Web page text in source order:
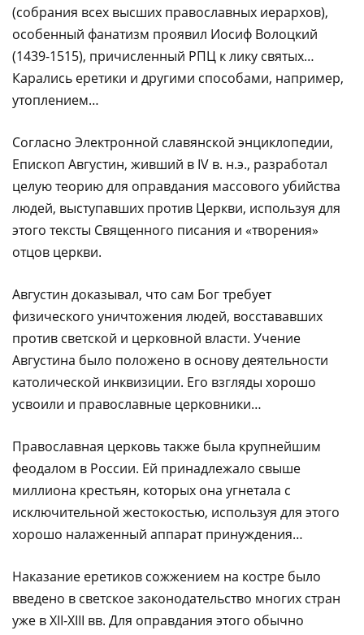
(собрания всех высших православных иерархов),
особенный фанатизм проявил Иосиф Волоцкий
(1439-1515), причисленный РПЦ к лику святых…
Карались еретики и другими способами, например,
утоплением…
Согласно Электронной славянской энциклопедии,
Епископ Августин, живший в IV в. н.э., разработал
целую теорию для оправдания массового убийства
людей, выступавших против Церкви, используя для
этого тексты Священного писания и «творения»
отцов церкви.
Августин доказывал, что сам Бог требует
физического уничтожения людей, восстававших
против светской и церковной власти. Учение
Августина было положено в основу деятельности
католической инквизиции. Его взгляды хорошо
усвоили и православные церковники…
Православная церковь также была крупнейшим
феодалом в России. Ей принадлежало свыше
миллиона крестьян, которых она угнетала с
исключительной жестокостью, используя для этого
хорошо налаженный аппарат принуждения…
Наказание еретиков сожжением на костре было
введено в светское законодательство многих стран
уже в XII-XIII вв. Для оправдания этого обычно